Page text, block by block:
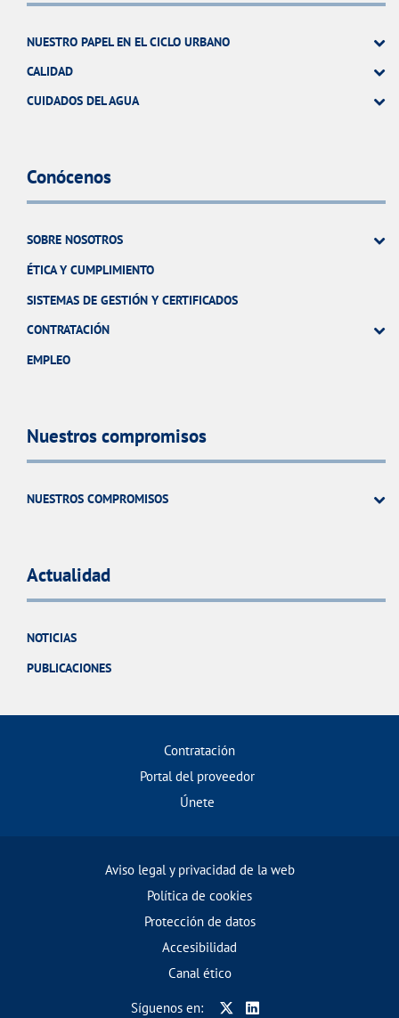
NUESTRO PAPEL EN EL CICLO URBANO
CALIDAD
CUIDADOS DEL AGUA
Conócenos
SOBRE NOSOTROS
ÉTICA Y CUMPLIMIENTO
SISTEMAS DE GESTIÓN Y CERTIFICADOS
CONTRATACIÓN
EMPLEO
Nuestros compromisos
NUESTROS COMPROMISOS
Actualidad
NOTICIAS
PUBLICACIONES
Contratación
Portal del proveedor
Únete
Aviso legal y privacidad de la web
Política de cookies
Protección de datos
Accesibilidad
Canal ético
Síguenos en: